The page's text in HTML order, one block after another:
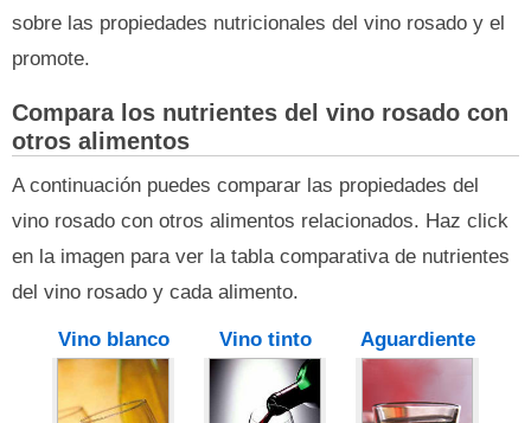
sobre las propiedades nutricionales del vino rosado y el
promote.
Compara los nutrientes del vino rosado con
otros alimentos
A continuación puedes comparar las propiedades del
vino rosado con otros alimentos relacionados. Haz click
en la imagen para ver la tabla comparativa de nutrientes
del vino rosado y cada alimento.
Vino blanco Vino tinto Aguardiente